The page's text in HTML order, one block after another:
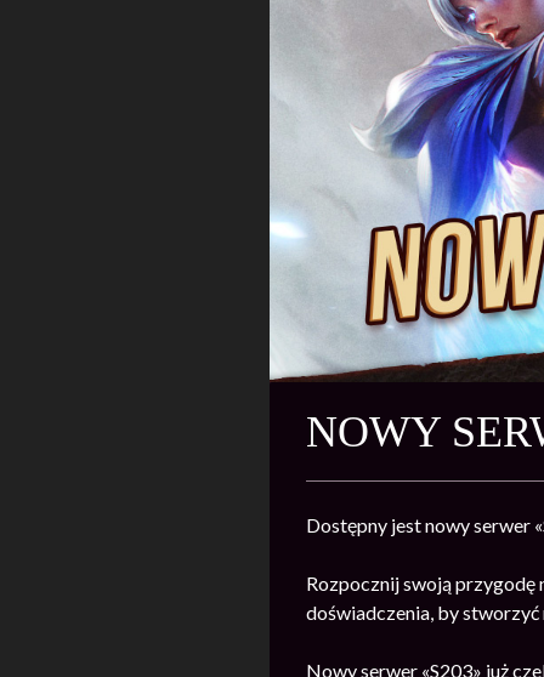
NOWY
Dostępny jest nowy serwer
Rozpocznij swoją przygodę
doświadczenia, by
Nowy serwer «S203» już